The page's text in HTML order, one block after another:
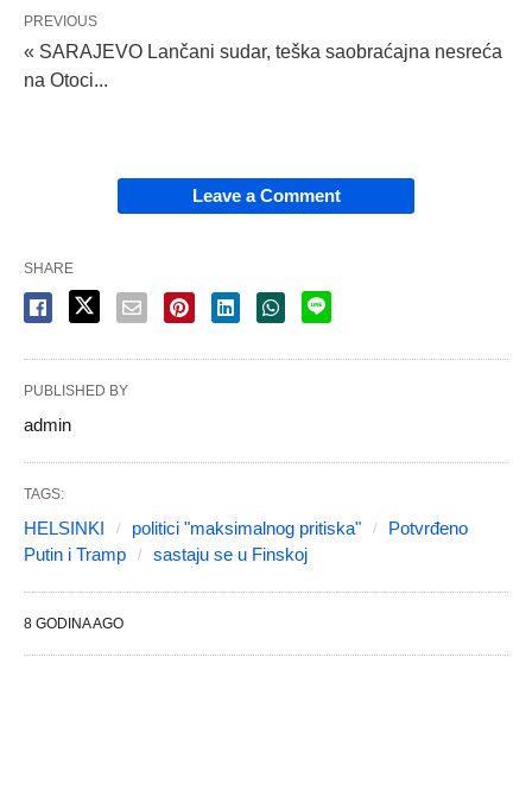
PREVIOUS
« SARAJEVO Lančani sudar, teška saobraćajna nesreća
na Otoci...
Leave a Comment
SHARE
PUBLISHED BY
admin
TAGS:
HELSINKI politici "maksimalnog pritiska"
Potvrđeno
Putin i Tramp
sastaju se u Finskoj
8 GODINA AGO